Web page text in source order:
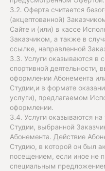
3.2. Оферта считается
(акцептованной)
Сайте и (или) в кассе
Заказчиком, а также в
ссылке, направленной
3.3. Услуги оказываются в
спортивной деятельности,
оформлении Абонемента
Студии,и в формате
услуги), предлагаемом
оформлении.
3.4. Услуги оказываются
Студии, выбранной
Абонемента. Действие
Студию, в которой он был
посещением, если иное не
специальным